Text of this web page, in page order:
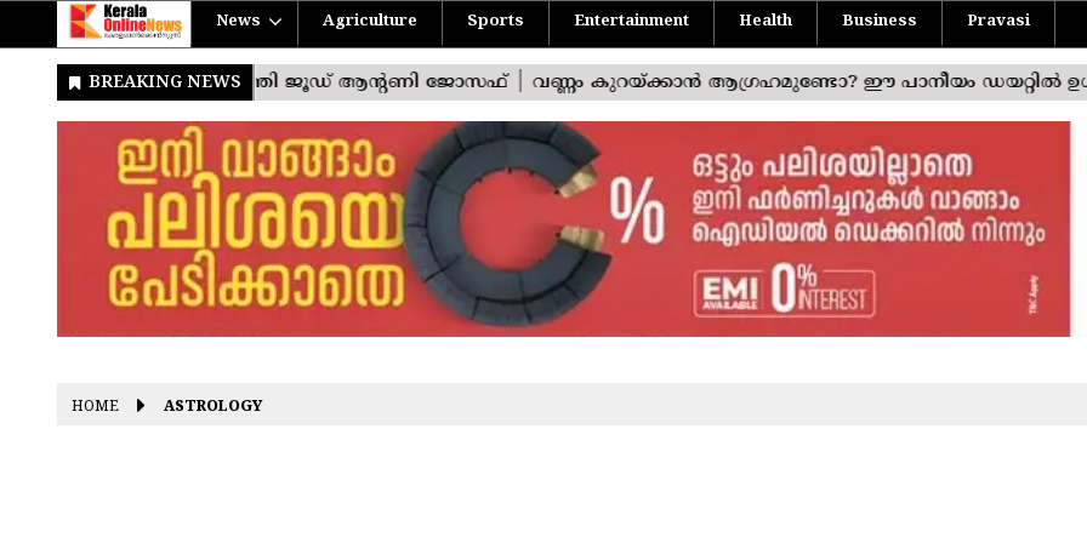
News Agriculture Sports Entertainment Health Business Pravasi
HOME ASTROLOGY